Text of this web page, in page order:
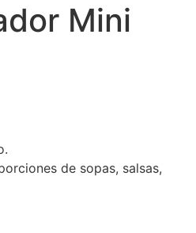
Mini
de sopas, salsas,